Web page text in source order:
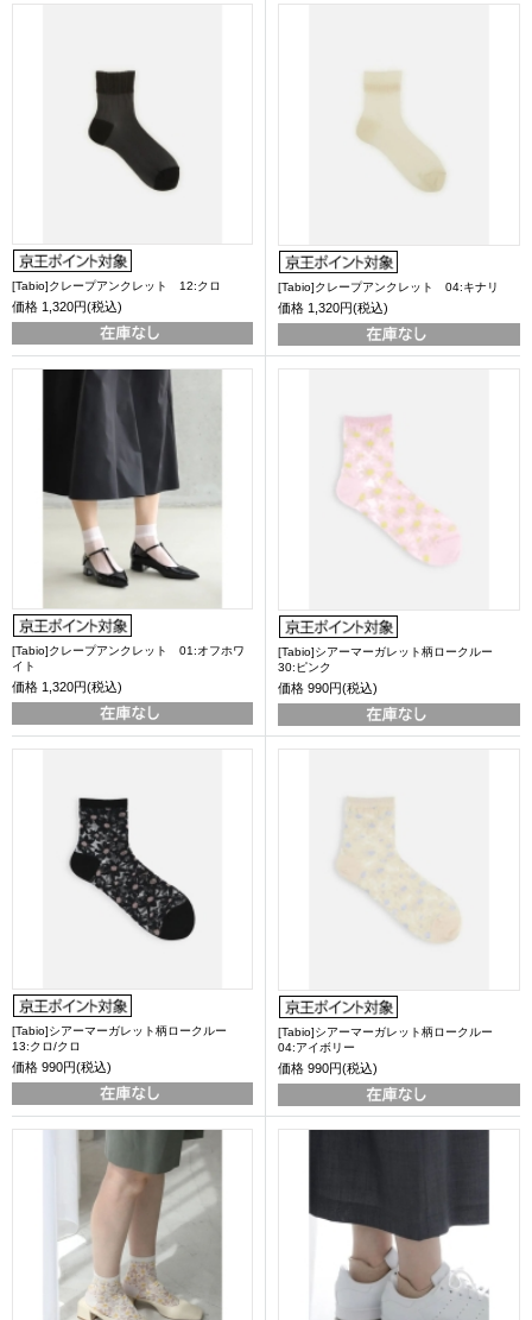
[Tabio]クレープアンクレット 12:クロ
価格 1,320円(税込)
[Tabio]クレープアンクレット 04:キナリ
価格 1,320円(税込)
[Tabio]クレープアンクレット 01:オフホワ
イト
価格 1,320円(税込)
[Tabio]シアーマーガレット柄ロークルー
30:ピンク
価格 990円(税込)
[Tabio]シアーマーガレット柄ロークルー
13:クロ/クロ
価格 990円(税込)
[Tabio]シアーマーガレット柄ロークルー
04:アイボリー
価格 990円(税込)